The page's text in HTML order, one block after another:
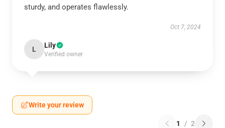
sturdy, and operates flawlessly.
Oct 7, 2024
L Lily
Verified owner
Write your review
1 / 2